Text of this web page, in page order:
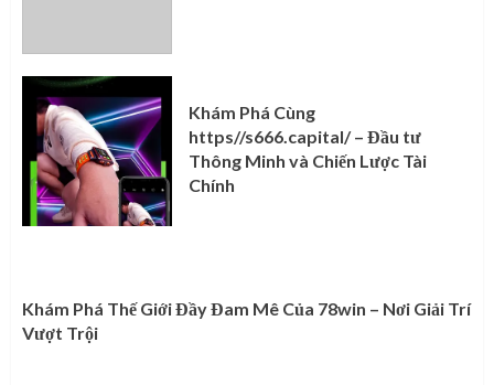
Khám Phá Cùng
https//s666.capital/ – Đầu tư
Thông Minh và Chiến Lược Tài
Chính
Khám Phá Thế Giới Đầy Đam Mê Của 78win – Nơi Giải Trí
Vượt Trội